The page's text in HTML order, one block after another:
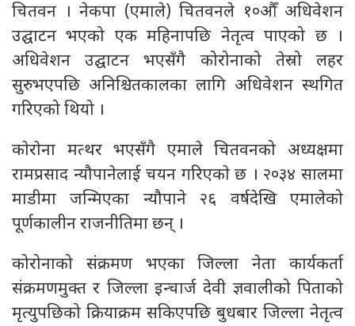
चितवन । नेकपा (एमाले) चितवनले १०औँ अधिवेशन
उद्घाटन भएको एक महिनापछि नेतृत्व पाएको छ ।
अधिवेशन उद्घाटन भएसँगै कोरोनाको तेस्रो लहर
सुरुभएपछि अनिश्चितकालका लागि अधिवेशन स्थगित
गरिएको थियो ।
काेराेना मत्थर भएसँगै एमाले चितवनको अध्यक्षमा
रामप्रसाद न्यौपानेलाई चयन गरिएकाे छ । २०३४ सालमा
माडीमा जन्मिएका न्यौपाने २६ वर्षदेखि एमालेको
पूर्णकालीन राजनीतिमा छन् ।
कोरोनाको संक्रमण भएका जिल्ला नेता कार्यकर्ता
संक्रमणमुक्त र जिल्ला इन्चार्ज देवी ज्ञवालीको पिताको
मृत्युपछिको क्रियाक्रम सकिएपछि बुधबार जिल्ला नेतृत्व